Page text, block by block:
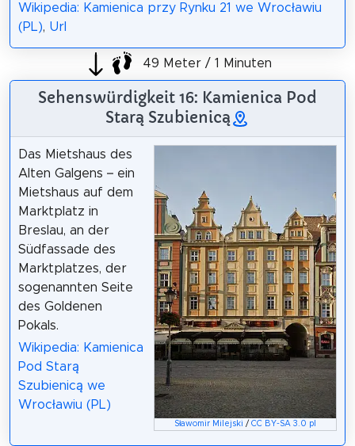
Wikipedia: Kamienica przy Rynku 21 we Wrocławiu
(PL), Url
49 Meter / 1 Minuten
Sehenswürdigkeit 16: Kamienica Pod
Starą Szubienicą
Sławomir Milejski /CC BY-SA 3.0 pl
Das Mietshaus des
Alten Galgens – ein
Mietshaus auf dem
Marktplatz in
Breslau, an der
Südfassade des
Marktplatzes, der
sogenannten Seite
des Goldenen
Pokals.
Wikipedia: Kamienica
Pod Starą
Szubienicą we
Wrocławiu (PL)